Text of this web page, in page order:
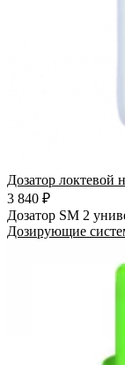
Дозатор локтевой
3 840 ₽
Дозатор SM 2
Дозирующие